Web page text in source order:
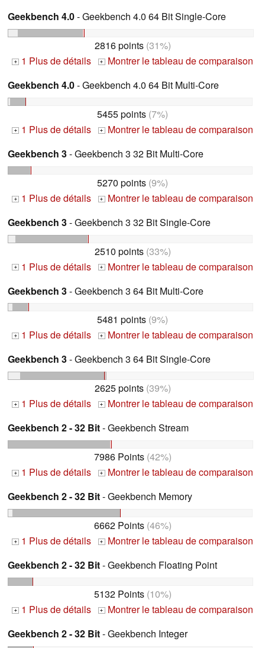
Geekbench 4.0- Geekbench 4.0 64 Bit Single-Core
2816 points(31%)
+ 1 Plus de détails + Montrer le tableau de comparaison
Geekbench 4.0- Geekbench 4.0 64 Bit Multi-Core
5455 points (7%)
+ 1 Plus de détails + Montrer le tableau de comparaison
Geekbench 3- Geekbench 3 32 Bit Multi-Core
5270 points (9%)
+ 1 Plus de détails + Montrer le tableau de comparaison
Geekbench 3- Geekbench 3 32 Bit Single-Core
2510 points(33%)
+ 1 Plus de détails + Montrer le tableau de comparaison
Geekbench 3- Geekbench 3 64 Bit Multi-Core
5481 points (9%)
+ 1 Plus de détails + Montrer le tableau de comparaison
Geekbench 3- Geekbench 3 64 Bit Single-Core
2625 points(39%)
+ 1 Plus de détails + Montrer le tableau de comparaison
Geekbench 2 - 32 Bit- Geekbench Stream
7986 Points(42%)
+ 1 Plus de détails + Montrer le tableau de comparaison
Geekbench 2 - 32 Bit- Geekbench Memory
6662 Points(46%)
+ 1 Plus de détails + Montrer le tableau de comparaison
Geekbench 2 - 32 Bit- Geekbench Floating Point
5132 Points(10%)
+ 1 Plus de détails + Montrer le tableau de comparaison
Geekbench 2 - 32 Bit- Geekbench Integer